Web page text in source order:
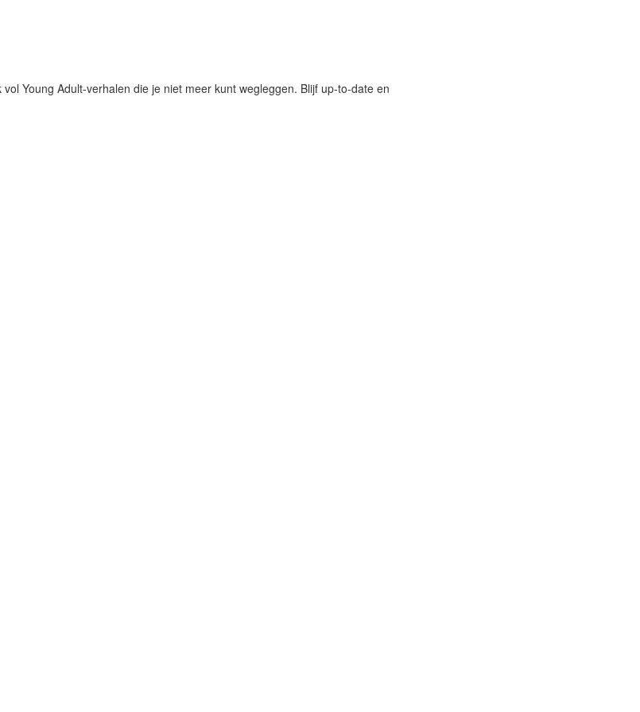
Young Adult-verhalen die je niet meer kunt wegleggen. Blijf up-to-date en